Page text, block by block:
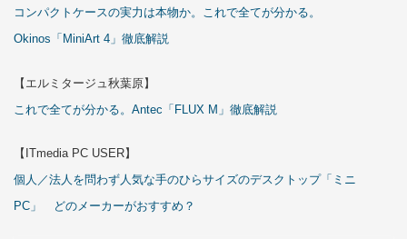
コンパクトケースの実力は本物か。これで全てが分かる。
Okinos「MiniArt 4」徹底解説
【エルミタージュ秋葉原】
これで全てが分かる。Antec「FLUX M」徹底解説
【ITmedia PC USER】
個人／法人を問わず人気な手のひらサイズのデスクトップ「ミニ
PC」 どのメーカーがおすすめ？